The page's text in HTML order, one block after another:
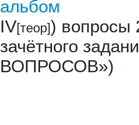
альбом
IV[теор]) вопросы
зачётного
ВОПРОСОВ»)